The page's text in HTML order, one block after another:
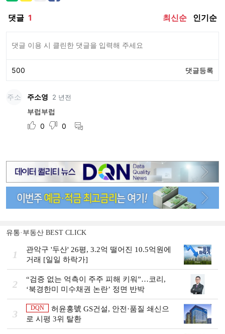
유통·부동산 BEST CLICK
1
관악구 '두산' 26평, 3.2억 떨어진 10.5억원에
거래 [일일 하락가]
2
“검증 없는 억측이 주주 피해 키워”…코리,
‘북경한미 미수채권 논란’ 정면 반박
3
DQN
허윤홍號 GS건설, 안전·품질 쇄신으
로 시평 3위 탈환